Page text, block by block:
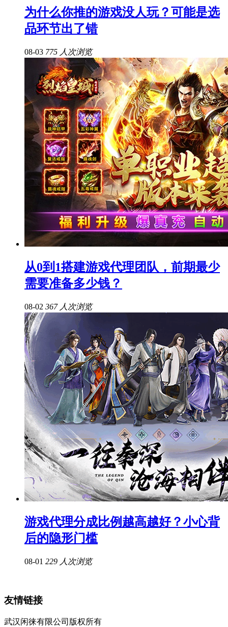
为什么你推的游戏没人玩？可能是选
品环节出了错
08-03 775 人次浏览
从0到1搭建游戏代理团队，前期最少
需要准备多少钱？
08-02 367 人次浏览
游戏代理分成比例越高越好？小心背
后的隐形门槛
08-01 229 人次浏览
友情链接
武汉闲徕有限公司版权所有